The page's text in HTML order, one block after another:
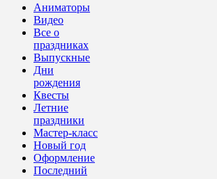
Аниматоры
Видео
Все о
праздниках
Выпускные
Дни
рождения
Квесты
Летние
праздники
Мастер-класс
Новый год
Оформление
Последний